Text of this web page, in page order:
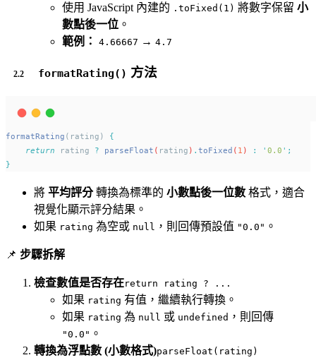
使用 JavaScript 內建的 .toFixed(1) 將數字保留 小
數點後一位 。
範例：
4.66667 → 4.7
formatRating() 方法
formatRating (rating) {
return
rating ? parseFloat ( rating ) . toFixed ( 1 ) : ' 0.0 ' ;
}
將 平均評分轉換為標準的 小數點後一位數 格式，適合
視覺化顯示評分結果。
如果 rating 為空或 null ，則回傳預設值 "0.0" 。
📌 步驟拆解
檢查數值是否存在return rating ? ...
如果 rating 有值，繼續執行轉換。
如果 rating 為 null 或 undefined ，則回傳
"0.0" 。
轉換為浮點數 (小數格式)parseFloat(rating)